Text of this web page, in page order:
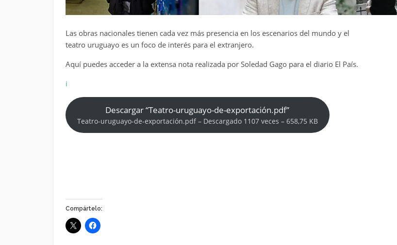
Las obras nacionales tienen cada vez más presencia en los escenarios del mundo y el
teatro uruguayo es un foco de interés para el extranjero.
Aquí puedes acceder a la extensa nota realizada por Soledad Gago para el diario El País.
i
Descargar “Teatro-uruguayo-de-exportación.pdf”
Teatro-uruguayo-de-exportación.pdf – Descargado 1107 veces – 658,75 KB
Compártelo: